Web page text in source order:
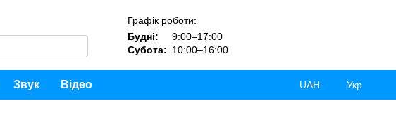
Графік роботи:
Будні:
9:00–17:00
Субота: 10:00–16:00
Звук Відео UAH Укр